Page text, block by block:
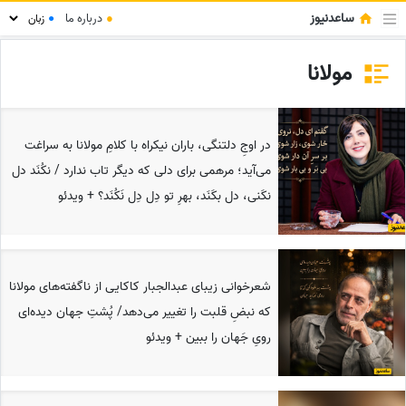
ساعدنیوز ● درباره ما ●
مولانا
در اوجِ دلتنگی، باران نیکراه با کلامِ مولانا به سراغت
می‌آید؛ مرهمی برای دلی که دیگر تاب ندارد / نکُنَد دل
نکَنی، دل بکَنَد، بهرِ تو دِل دِل نَکُنَد؟ + ویدئو
شعرخوانی‌ زیبای عبدالجبار کاکایی از ناگفته‌های مولانا
که نبضِ قلبت را تغییر می‌دهد/ پُشتِ جهان دیده‌ای
رویِ جَهان را ببین + ویدئو